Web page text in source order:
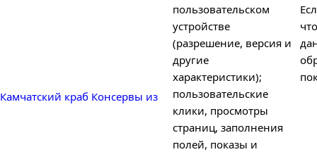
Камчатский краб Консервы из
пользовательском
устройстве
(разрешение, версия и
другие
характеристики);
пользовательские
клики, просмотры
страниц, заполнения
полей, показы и